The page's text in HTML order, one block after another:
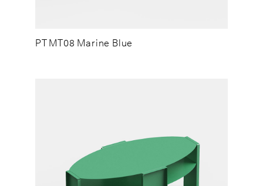
PT MT08 Marine Blue